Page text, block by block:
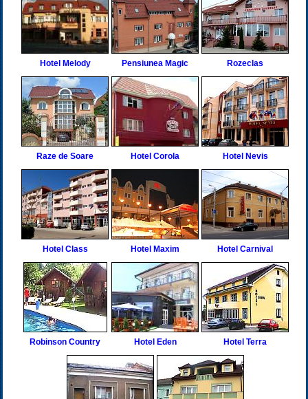
Hotel Melody Pensiunea Magic Rozeclas
Raze de Soare Hotel Corola Hotel Nevis
Hotel Class Hotel Maxim Hotel Carnival
Robinson Country Hotel Eden Hotel Terra